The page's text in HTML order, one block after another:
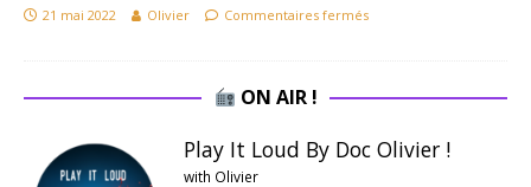
21 mai 2022 Olivier Commentaires fermés
ON AIR !
Play It Loud By Doc Olivier !
with Olivier